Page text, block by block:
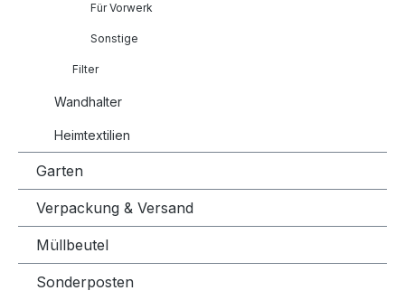
Für Vorwerk
Sonstige
Filter
Wandhalter
Heimtextilien
Garten
Verpackung & Versand
Müllbeutel
Sonderposten